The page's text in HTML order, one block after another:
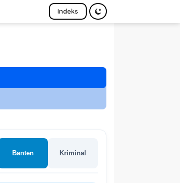
Indeks
Banten Kriminal